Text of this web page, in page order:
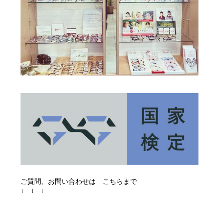
ご質問、お問い合わせは こちらまで
↓ ↓ ↓